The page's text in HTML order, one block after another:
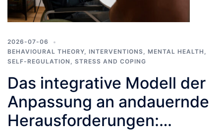
2026-07-06
BEHAVIOURAL THEORY, INTERVENTIONS, MENTAL HEALTH ,
SELF-REGULATION , STRESS AND COPING
Das integrative Modell der
Anpassung an andauernde
Herausforderungen: